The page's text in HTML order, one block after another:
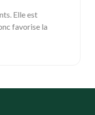
Elle est
favorise la